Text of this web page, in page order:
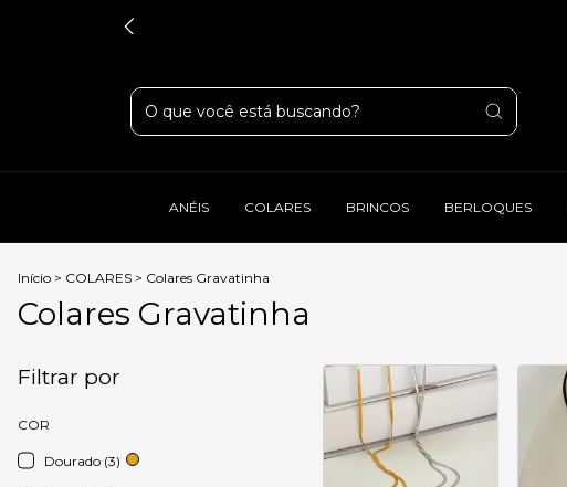
ANÉIS COLARES BRINCOS BERLOQUES
Início > COLARES > Colares Gravatinha
Colares Gravatinha
Filtrar por
COR
Dourado (3)